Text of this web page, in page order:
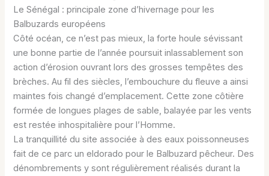
Le Sénégal : principale zone d’hivernage pour les
Balbuzards européens
Côté océan, ce n’est pas mieux, la forte houle sévissant
une bonne partie de l’année poursuit inlassablement son
action d’érosion ouvrant lors des grosses tempêtes des
brèches. Au fil des siècles, l’embouchure du fleuve a ainsi
maintes fois changé d’emplacement. Cette zone côtière
formée de longues plages de sable, balayée par les vents
est restée inhospitalière pour l’Homme.
La tranquillité du site associée à des eaux poissonneuses
fait de ce parc un eldorado pour le Balbuzard pêcheur. Des
dénombrements y sont régulièrement réalisés durant la